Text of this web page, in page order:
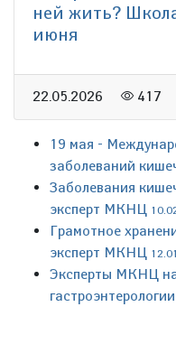
ней жить?
июня
22.05.2026 417
19 мая -
заболеваний
Заболевания
эксперт МКНЦ
Грамотное
эксперт МКНЦ
Эксперты МКНЦ
гастроэнтерологии